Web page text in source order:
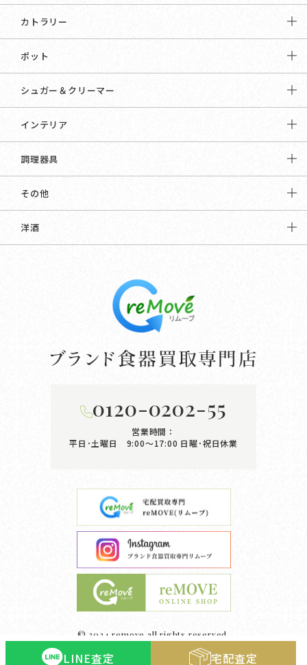
LINE査定 宅配査定
カトラリー
ポット
シュガー＆クリーマー
インテリア
調理器具
その他
洋酒
0120-0202-55
営業時間：
平日･土曜日 9:00〜17:00 日曜･祝日休業
© 2024 remove all rights reserved.